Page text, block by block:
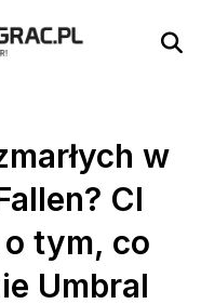
w
CI
tym, co
Umbral